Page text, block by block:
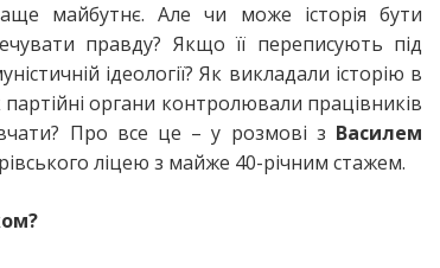
майбутнє. Але чи може історія бути
правду? Якщо її переписують під
ідеології? Як викладали історію в
органи контролювали працівників
Про все це – у розмові з Василем
ліцею з майже 40-річним стажем.